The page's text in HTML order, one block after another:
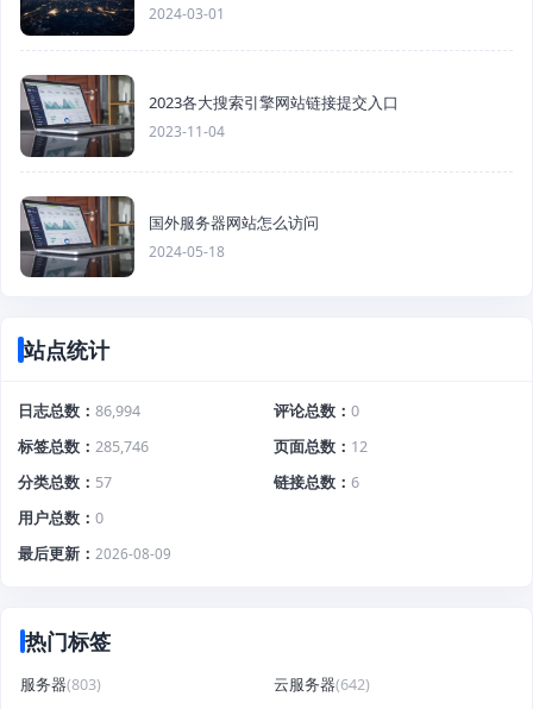
2024-03-01
2023各大搜索引擎网站链接提交入口
2023-11-04
国外服务器网站怎么访问
2024-05-18
站点统计
日志总数 86,994 评论总数
0
标签总数
285,746 页面总数
12
分类总数
57 链接总数
6
用户总数
0
最后更新
2026-08-09
热门标签
服务器(803) 云服务器(642)